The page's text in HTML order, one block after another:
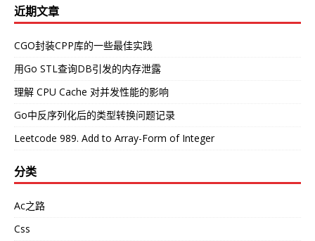
近期文章
CGO封装CPP库的一些最佳实践
用Go STL查询DB引发的内存泄露
理解 CPU Cache 对并发性能的影响
Go中反序列化后的类型转换问题记录
Leetcode 989. Add to Array-Form of Integer
分类
Ac之路
Css